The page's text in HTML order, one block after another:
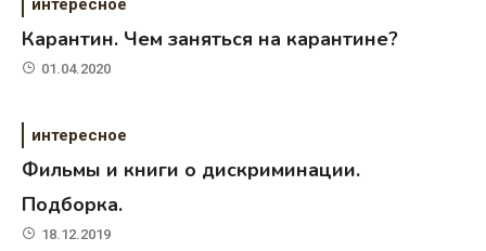
интересное
Карантин. Чем заняться на карантине?
01.04.2020
интересное
Фильмы и книги о дискриминации.
Подборка.
18.12.2019